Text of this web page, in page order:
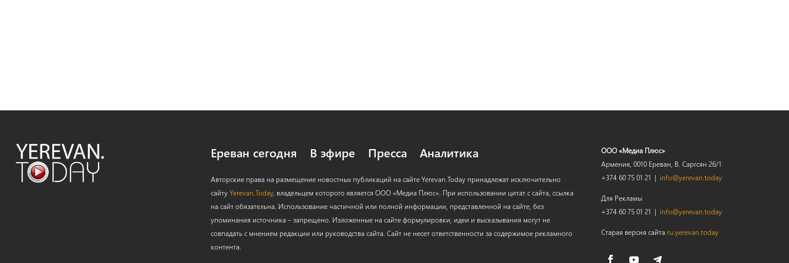
Ереван сегодня В эфире Пресса Аналитика
Авторские права на размещение новостных публикаций на сайте Yerevan.Today принадлежат исключительно
сайтуYerevan.Today, владельцем которого является ООО «Медиа Плюс». При использовании цитат с сайта, ссылка
на сайт обязательна. Использование частичной или полной информации, представленной на сайте, без
упоминания источника – запрещено. Изложенные на сайте формулировки, идеи и высказывания могут не
совпадать с мнением редакции или руководства сайта. Сайт не несет ответственности за содержимое рекламного
контента.
ООО «Медиа Плюс»
Армения, 0010 Ереван, В. Саргсян 26/1
+374 60 75 01 21 | info@yerevan.today
Для Рекламы
+374 60 75 01 21 | info@yerevan.today
Старая версия сайта ru.yerevan.today